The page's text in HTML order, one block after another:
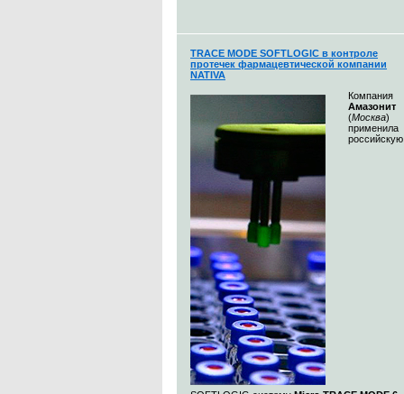
TRACE MODE SOFTLOGIC в контроле
протечек фармацевтической компании
NATIVA
Компания
Амазонит
(Москва)
применила
российскую